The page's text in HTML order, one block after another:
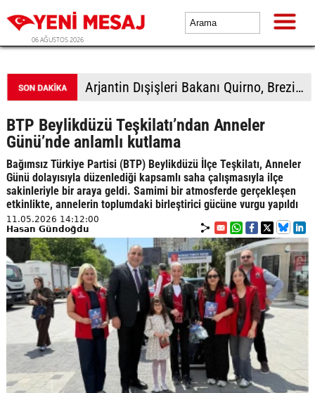
06 AĞUSTOS 2026
Filistin topraklarını gasbeden İsrailliler, işgal altındaki Batı Şeria'daki saldırılarını sürdürdü
BTP Beylikdüzü Teşkilatı’ndan Anneler
Günü’nde anlamlı kutlama
Bağımsız Türkiye Partisi (BTP) Beylikdüzü İlçe Teşkilatı, Anneler
Günü dolayısıyla düzenlediği kapsamlı saha çalışmasıyla ilçe
sakinleriyle bir araya geldi. Samimi bir atmosferde gerçekleşen
etkinlikte, annelerin toplumdaki birleştirici gücüne vurgu yapıldı
11.05.2026 14:12:00
Hasan Gündoğdu